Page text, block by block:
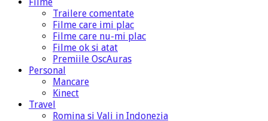
Trailere comentate
Filme care imi plac
Filme care nu-mi plac
Filme ok si atat
Premiile OscAuras
Personal
Mancare
Kinect
Travel
Romina si Vali in Indonezia